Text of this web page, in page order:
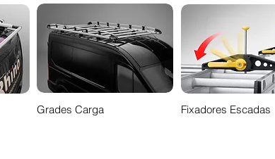
Grades Carga Fixadores Escadas